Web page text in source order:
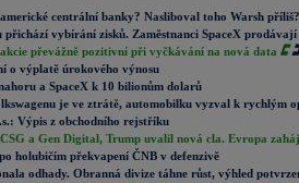
centrální banky? Nasliboval toho Warsh příliš?
přichází vybírání zisků. Zaměstnanci SpaceX prodávají
převážně pozitivní při vyčkávání na nová data
o výplatě úrokového výnosu
a SpaceX k 10 bilionům dolarů
je ve ztrátě, automobilku vyzval k rychlým
Výpis z obchodního rejstříku
a Gen Digital, Trump uvalil nová cla. Evropa
holubičím překvapení ČNB v defenzivě
odhady. Obranná divize táhne růst, výhled